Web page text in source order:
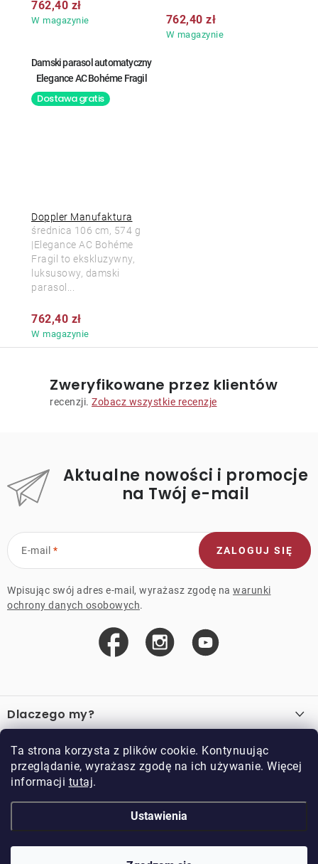
Ta strona korzysta z plików cookie. Kontynuując
przeglądanie, wyrażasz zgodę na ich używanie. Więcej
informacji tutaj.
Ustawienia
W magazynie
762,40 zł
W magazynie
762,40 zł
Damski parasol automatyczny
Elegance AC Bohéme Fragil
Dostawa gratis
Doppler Manufaktura
W magazynie
762,40 zł
średnica 106 cm, 574 g
|Elegance AC Bohéme
Fragil to ekskluzywny,
luksusowy, damski
parasol...
Zweryfikowane przez klientów
recenzji. Zobacz wszystkie recenzje
Aktualne nowości i promocje
na Twój e-mail
E-mail
Wpisując swój adres e-mail, wyrażasz zgodę na warunki
ochrony danych osobowych.
ZALOGUJ SIĘ
t
o
p
a
Dlaczego my?
Ważne linki
Sprzedaż hurtowa
Przykładowy sklep
O zakupie
Regulamin
Regulamin programu lojalnościowego
Doppler CZ spol. s.r.o.,